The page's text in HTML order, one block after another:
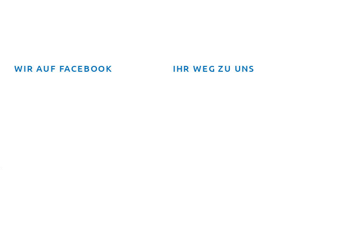
WIR AUF FACEBOOK IHR WEG ZU UNS